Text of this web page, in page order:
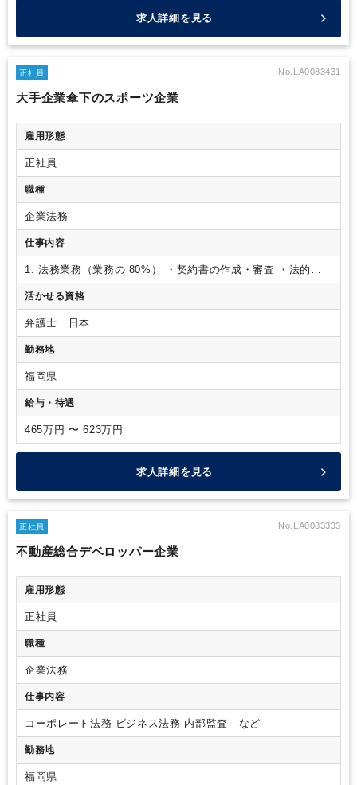
求人詳細を見る
正社員 No.LA0083431
大手企業傘下のスポーツ企業
雇用形態
正社員
職種
企業法務
仕事内容
1. 法務業務（業務の 80%） ・契約書の作成・審査
・法的文
書の作成・管理・法務相談対応:会社に関連するすべての法的
問題について、適切なアドバイスを提供
に関する情報収集
イアンス事務局の対応（業務の20%）
ログラムの企画、実施、運営
ライアンスに関する研修や教育の実施・ コンプライアンス監
査の準備および対応
告書の作成および提出
活かせる資格
弁護士 日本
勤務地
福岡県
給与・待遇
465万円 〜 623万円
求人詳細を見る
正社員 No.LA0083333
不動産総合デベロッパー企業
雇用形態
正社員
職種
企業法務
仕事内容
コーポレート法務 ビジネス法務 内部監査 など
勤務地
福岡県